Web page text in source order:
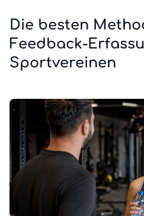
Die besten
Feedback-
Sportvereinen